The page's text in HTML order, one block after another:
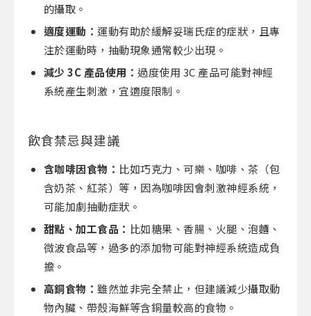
的攝取。
適度運動： 運動有助於緩解妥瑞氏症的症狀，且專
注於運動時，抽動現象通常較少出現。
減少 3C 產品使用： 過度使用 3C 產品可能對神經
系統產生刺激，宜適度限制。
飲食禁忌與建議
含咖啡因食物： 比如巧克力、可樂、咖啡、茶（包
含奶茶、紅茶）等，因為咖啡因會刺激神經系統，
可能加劇抽動症狀。
甜點、加工食品： 比如糖果、香腸、火腿、泡麵、
微波食品等，過多的添加物可能對神經系統造成負
擔。
高銅食物： 雖然並非完全禁止，但建議減少攝取動
物內臟、帶殼海鮮等含銅量較高的食物。